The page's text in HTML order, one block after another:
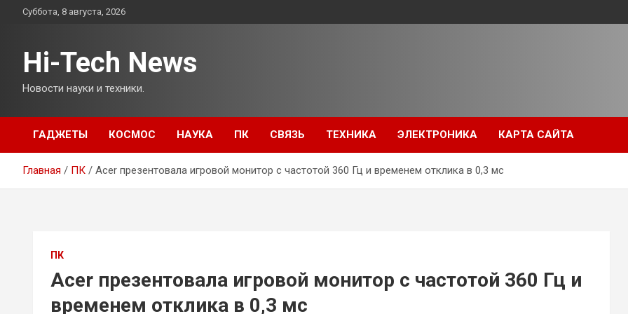
ПерейтиСуббота, 8 августа, 2026
Hi-Tech News
Новости науки и техники.
ГАДЖЕТЫ КОСМОС НАУКА ПК СВЯЗЬ ТЕХНИКА ЭЛЕКТРОНИКА КАРТА САЙТА
Главная ПК Acer презентовала игровой монитор с частотой 360 Гц и временем отклика в 0,3 мс
ПК
Acer презентовала игровой монитор с частотой 360 Гц и
временем отклика в 0,3 мс